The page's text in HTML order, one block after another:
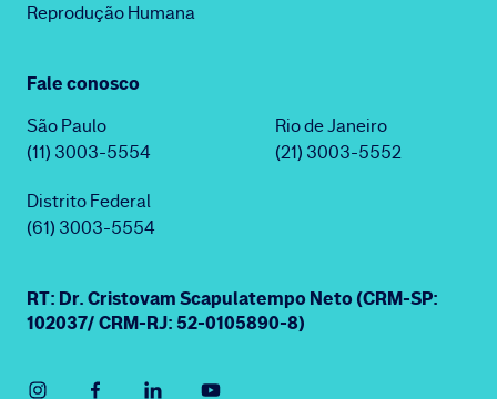
Reprodução Humana
Fale conosco
São Paulo
(11) 3003-5554
Rio de Janeiro
(21) 3003-5552
Distrito Federal
(61) 3003-5554
RT: Dr. Cristovam Scapulatempo Neto (CRM-SP:
102037/ CRM-RJ: 52-0105890-8)